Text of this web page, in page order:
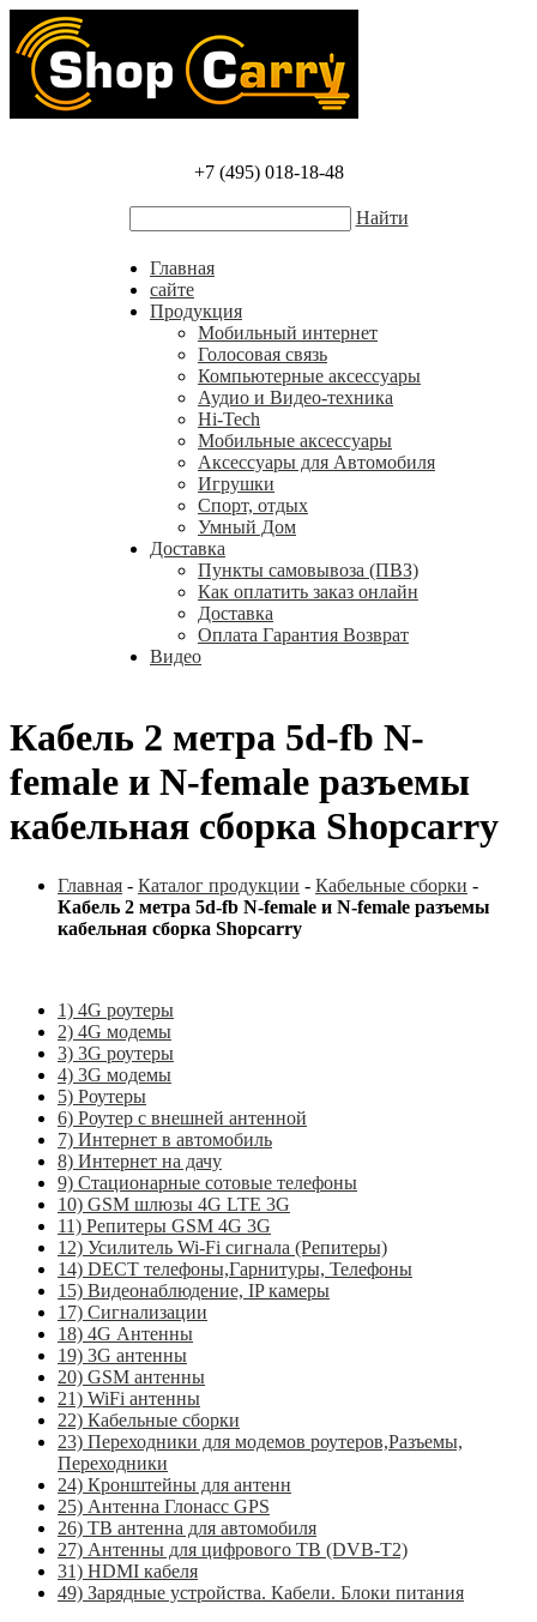
+7 (495) 018-18-48
Найти
Главная
сайте
Продукция
Мобильный интернет
Голосовая связь
Компьютерные аксессуары
Аудио и Видео-техника
Hi-Tech
Мобильные аксессуары
Аксессуары для Автомобиля
Игрушки
Спорт, отдых
Умный Дом
Доставка
Пункты самовывоза (ПВЗ)
Как оплатить заказ онлайн
Доставка
Оплата Гарантия Возврат
Видео
Кабель 2 метра 5d-fb N-
female и N-female разъемы
кабельная сборка Shopcarry
Главная - Каталог продукции - Кабельные сборки -
Кабель 2 метра 5d-fb N-female и N-female разъемы
кабельная сборка Shopcarry
1) 4G роутеры
2) 4G модемы
3) 3G роутеры
4) 3G модемы
5) Роутеры
6) Роутер с внешней антенной
7) Интернет в автомобиль
8) Интернет на дачу
9) Стационарные сотовые телефоны
10) GSM шлюзы 4G LTE 3G
11) Репитеры GSM 4G 3G
12) Усилитель Wi-Fi сигнала (Репитеры)
14) DECT телефоны,Гарнитуры, Телефоны
15) Видеонаблюдение, IP камеры
17) Сигнализации
18) 4G Антенны
19) 3G антенны
20) GSM антенны
21) WiFi антенны
22) Кабельные сборки
23) Переходники для модемов роутеров,Разъемы,
Переходники
24) Кронштейны для антенн
25) Антенна Глонасс GPS
26) ТВ антенна для автомобиля
27) Антенны для цифрового ТВ (DVB-T2)
31) HDMI кабеля
49) Зарядные устройства. Кабели. Блоки питания